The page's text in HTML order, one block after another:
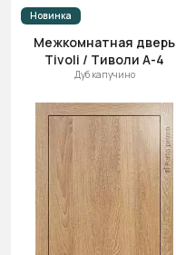
Новинка
Межкомнатная дверь
Tivoli / Тиволи А-4
Дуб капучино